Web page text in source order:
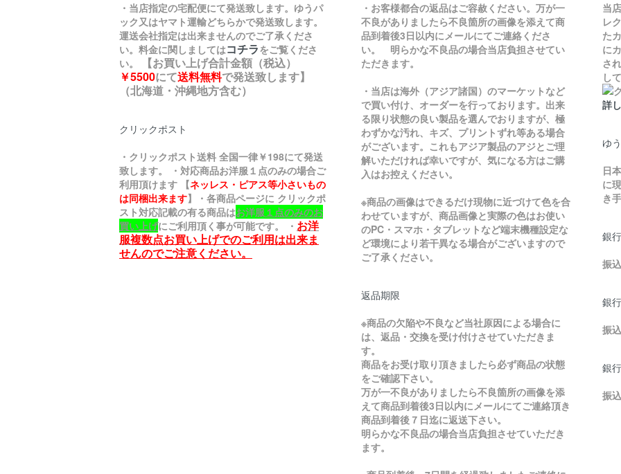
・当店指定の宅配便にて発送致します。ゆうパ
ック又はヤマト運輸どちらかで発送致します。
運送会社指定は出来ませんのでご了承くださ
い。料金に関しましてはコチラをご覧くださ
い。
【お買い上げ合計金額（税込）
￥5500にて送料無料で発送致します】
（北海道・沖縄地方含む）
クリックポスト
・クリックポスト送料 全国一律￥198にて発送
致します。 ・対応商品お洋服１点のみの場合ご
利用頂けます 【ネッレス・ピアス等小さいもの
は同梱出来ます】・各商品ページに クリックポ
スト対応記載の有る商品はお洋服 １点のみのお
買い上げにご利用頂く事が可能です。 ・ お洋
服複数点お買い上げでのご利用は出来ま
せんのでご注意ください。
・お客様都合の返品はご容赦ください。万が一
不良がありましたら不良箇所の画像を添えて商
品到着後3日以内にメールにてご連絡くださ
い。 明らかな不良品の場合当店負担させてい
ただきます。
・当店は海外（アジア諸国）のマーケットなど
で買い付け、オーダーを行っております。出来
る限り状態の良い製品を選んでおりますが、極
わずかな汚れ、キズ、プリントずれ等ある場合
がございます。これもアジア製品のアジとご理
解いただければ幸いですが、気になる方はご購
入はお控えください。
※商品の画像はできるだけ現物に近づけて色を合
わせていますが、商品画像と実際の色はお使い
のPC・スマホ・タブレットなど端末機種設定な
ど環境により若干異なる場合がございますので
ご了承ください。
返品期限
※商品の欠陥や不良など当社原因による場合に
は、返品・交換を受け付けさせていただきま
す。
商品をお受け取り頂きましたら必ず商品の状態
をご確認下さい。
万が一不良がありましたら不良箇所の画像を添
えて商品到着後3日以内にメールにてご連絡頂き
商品到着後７日迄に返送下さい。
明らかな不良品の場合当店負担させていただき
ます。
当
レ
た
に
さ
し
詳
ゆ
日
に
き
銀
振
銀
振
銀
振